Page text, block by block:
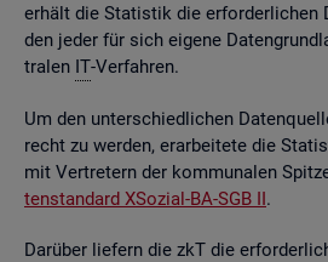
er­hält die Sta­tis­tik die er­for­der­li­chen
den jeder für sich ei­ge­ne
tra­len IT-Ver­fah­ren.
Um den un­ter­schied­li­chen
recht zu wer­den, er­ar­bei­te­te die
mit Ver­tre­tern der kom­mu­na­len
ten­stan­dard XSo­zi­al-BA-SGB II.
Dar­über lie­fern die zkT die